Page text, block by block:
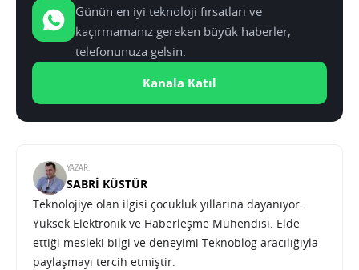
Günün en iyi teknoloji fırsatları ve
kaçırmamanız gereken büyük haberler,
telefonunuza gelsin.
Kanala Katıl
YAZAR:
SABRI KÜSTÜR
Teknolojiye olan ilgisi çocukluk yıllarına dayanıyor.
Yüksek Elektronik ve Haberleşme Mühendisi. Elde
ettiği mesleki bilgi ve deneyimi Teknoblog aracılığıyla
paylaşmayı tercih etmiştir.